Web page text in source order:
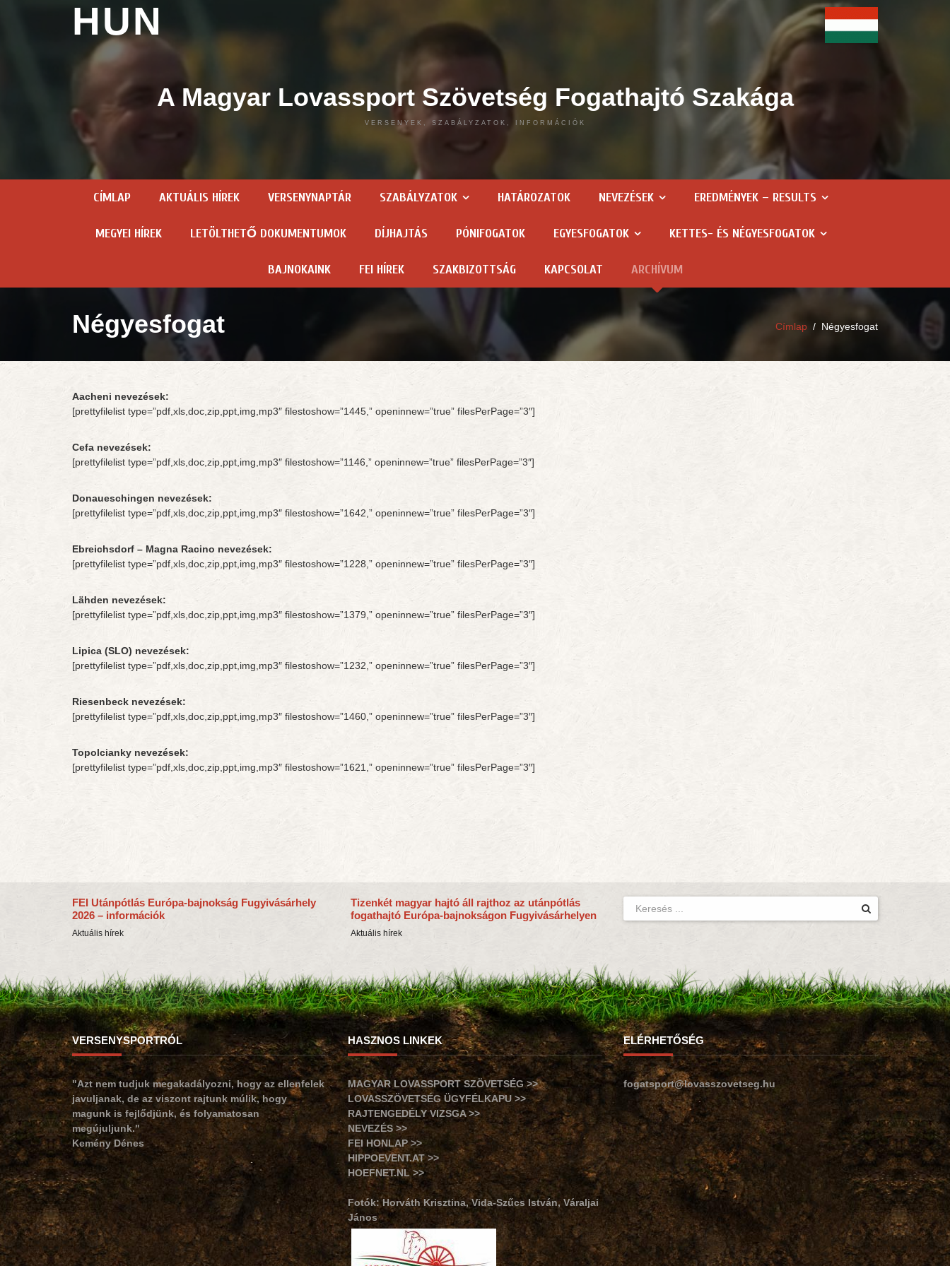
HUN
A Magyar Lovassport Szövetség Fogathajtó Szakága
VERSENYEK, SZABÁLYZATOK, INFORMÁCIÓK
CÍMLAP AKTUÁLIS HÍREK VERSENYNAPTÁR SZABÁLYZATOK HATÁROZATOK NEVEZÉSEK EREDMÉNYEK – RESULTS
MEGYEI HÍREK LETÖLTHETŐ DOKUMENTUMOK DÍJHAJTÁS PÓNIFOGATOK EGYESFOGATOK KETTES- ÉS NÉGYESFOGATOK
BAJNOKAINK FEI HÍREK SZAKBIZOTTSÁG KAPCSOLAT ARCHÍVUM
Címlap / Négyesfogat
Négyesfogat
Aacheni nevezések:
[prettyfilelist type=”pdf,xls,doc,zip,ppt,img,mp3″ filestoshow=”1445,” openinnew=”true” filesPerPage=”3″]
Cefa nevezések:
[prettyfilelist type=”pdf,xls,doc,zip,ppt,img,mp3″ filestoshow=”1146,” openinnew=”true” filesPerPage=”3″]
Donaueschingen nevezések:
[prettyfilelist type=”pdf,xls,doc,zip,ppt,img,mp3″ filestoshow=”1642,” openinnew=”true” filesPerPage=”3″]
Ebreichsdorf – Magna Racino nevezések:
[prettyfilelist type=”pdf,xls,doc,zip,ppt,img,mp3″ filestoshow=”1228,” openinnew=”true” filesPerPage=”3″]
Lähden nevezések:
[prettyfilelist type=”pdf,xls,doc,zip,ppt,img,mp3″ filestoshow=”1379,” openinnew=”true” filesPerPage=”3″]
Lipica (SLO) nevezések:
[prettyfilelist type=”pdf,xls,doc,zip,ppt,img,mp3″ filestoshow=”1232,” openinnew=”true” filesPerPage=”3″]
Riesenbeck nevezések:
[prettyfilelist type=”pdf,xls,doc,zip,ppt,img,mp3″ filestoshow=”1460,” openinnew=”true” filesPerPage=”3″]
Topolcianky nevezések:
[prettyfilelist type=”pdf,xls,doc,zip,ppt,img,mp3″ filestoshow=”1621,” openinnew=”true” filesPerPage=”3″]
FEI Utánpótlás Európa-bajnokság Fugyivásárhely
2026 – információk
Aktuális hírek
Tizenkét magyar hajtó áll rajthoz az utánpótlás
fogathajtó Európa-bajnokságon Fugyivásárhelyen
Aktuális hírek
VERSENYSPORTRÓL
"Azt nem tudjuk megakadályozni, hogy az ellenfelek
javuljanak, de az viszont rajtunk múlik, hogy
magunk is fejlődjünk, és folyamatosan
megújuljunk."
Kemény Dénes
HASZNOS LINKEK
MAGYAR LOVASSPORT SZÖVETSÉG >>
LOVASSZÖVETSÉG ÜGYFÉLKAPU >>
RAJTENGEDÉLY VIZSGA >>
NEVEZÉS >>
FEI HONLAP >>
HIPPOEVENT.AT >>
HOEFNET.NL >>
Fotók: Horváth Krisztina, Vida-Szűcs István, Váraljai
János
ELÉRHETŐSÉG
fogatsport@lovasszovetseg.hu